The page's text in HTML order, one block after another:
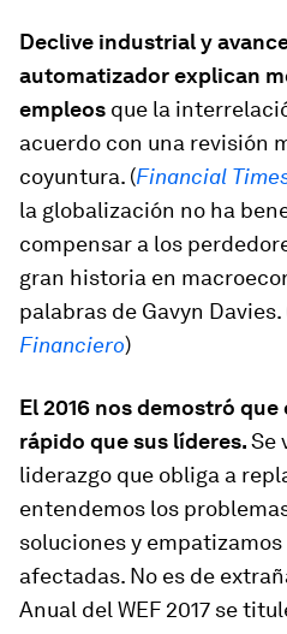
Declive industrial y
automatizador explican
empleos que la
acuerdo con una revisión
coyuntura. (Financial
la globalización no ha
compensar a los
gran historia en
palabras de Gavyn Davies.
Financiero)
El 2016 nos demostró
rápido que sus líderes.Se
liderazgo que obliga a
entendemos los
soluciones y
afectadas. No es de
Anual del WEF 2017 se